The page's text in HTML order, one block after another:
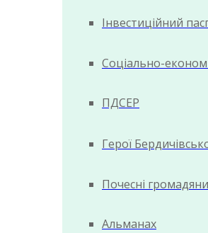
Інвестиційний
Соціально-
ПДСЕР
Герої
Почесні громадяни
Альманах